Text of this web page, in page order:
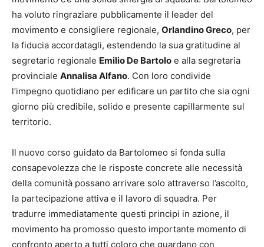
ha voluto ringraziare pubblicamente il leader del
movimento e consigliere regionale, Orlandino Greco, per
la fiducia accordatagli, estendendo la sua gratitudine al
segretario regionale Emilio De Bartolo e alla segretaria
provinciale Annalisa Alfano. Con loro condivide
l’impegno quotidiano per edificare un partito che sia ogni
giorno più credibile, solido e presente capillarmente sul
territorio.
Il nuovo corso guidato da Bartolomeo si fonda sulla
consapevolezza che le risposte concrete alle necessità
della comunità possano arrivare solo attraverso l’ascolto,
la partecipazione attiva e il lavoro di squadra. Per
tradurre immediatamente questi principi in azione, il
movimento ha promosso questo importante momento di
confronto aperto a tutti coloro che guardano con